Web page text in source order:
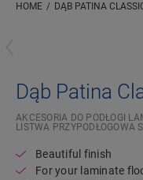
HOME DĄB PATINA
Dąb Patina
AKCESORIA DO PODŁOGI
LISTWA PRZYPODŁOGOWA
Beautiful finish
For your laminate